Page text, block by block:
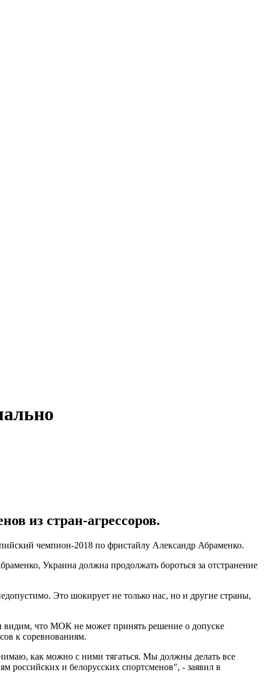
из стран-агрессоров.
чемпион-2018 по фристайлу Александр Абраменко.
Украина должна продолжать бороться за отстранение
Это шокирует не только нас, но и другие страны,
видим, что МОК не может принять решение о допуске
к соревнованиям.
как можно с ними тягаться. Мы должны делать все
и белорусских спортсменов", - заявил в